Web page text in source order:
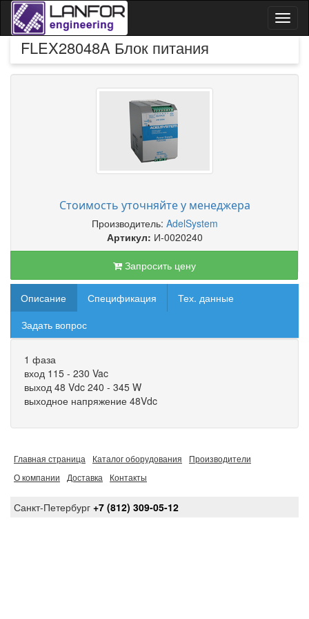
FLEX28048A Блок питания
Стоимость уточняйте у менеджера
Производитель: AdelSystem
Артикул: И-0020240
Запросить цену
Описание Спецификация
Тех. данные
Задать вопрос
1 фаза
вход 115 - 230 Vac
выход 48 Vdc 240 - 345 W
выходное напряжение 48Vdc
Главная страница Каталог оборудования
Производители
О компании
Доставка Контакты
Санкт-Петербург +7 (812) 309-05-12